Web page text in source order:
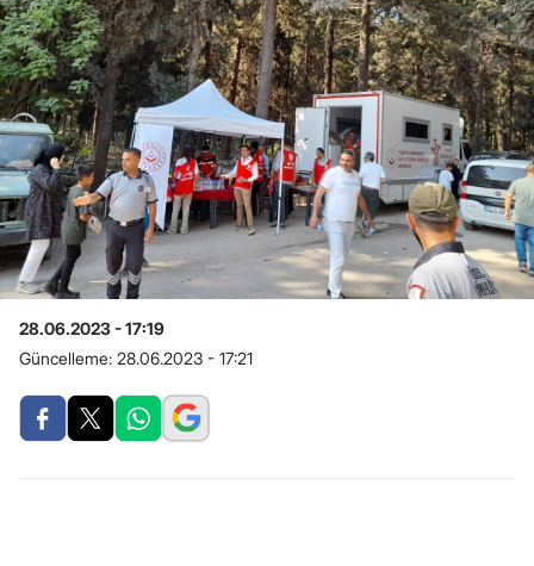
28.06.2023 - 17:19
Güncelleme: 28.06.2023 - 17:21